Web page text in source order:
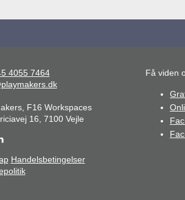
4055 7464
F16 Workspaces
16, 7100 Vejle
Handelsbetingelser
Få viden